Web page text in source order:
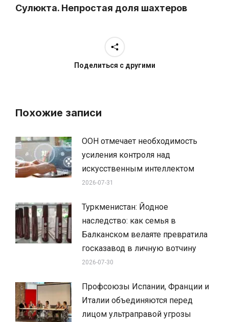
Сулюкта. Непростая доля шахтеров
Поделиться с другими
Похожие записи
ООН отмечает необходимость
усиления контроля над
искусственным интеллектом
2026-07-31
Туркменистан: Йодное
наследство: как семья в
Балканском велаяте превратила
госказавод в личную вотчину
2026-07-30
Профсоюзы Испании, Франции и
Италии объединяются перед
лицом ультраправой угрозы